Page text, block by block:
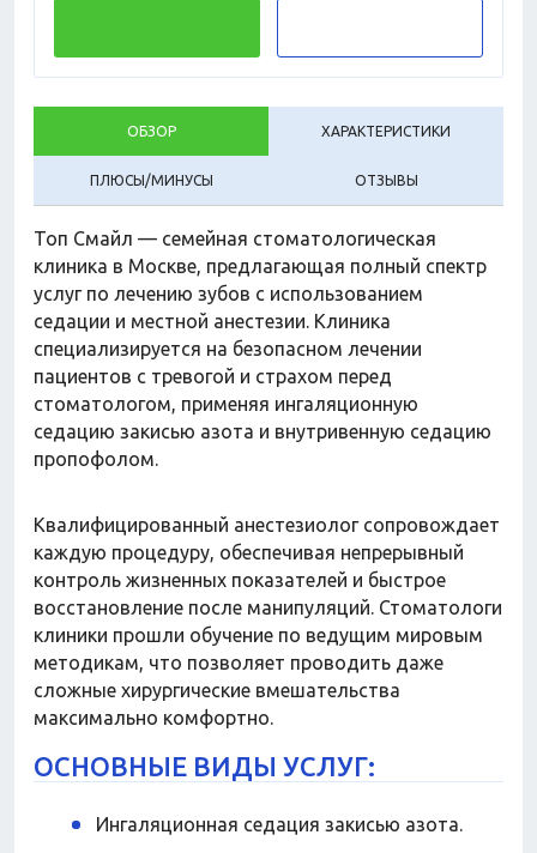
ОБЗОР ХАРАКТЕРИСТИКИ
ПЛЮСЫ/МИНУСЫ ОТЗЫВЫ
Топ Смайл — семейная стоматологическая
клиника в Москве, предлагающая полный спектр
услуг по лечению зубов с использованием
седации и местной анестезии. Клиника
специализируется на безопасном лечении
пациентов с тревогой и страхом перед
стоматологом, применяя ингаляционную
седацию закисью азота и внутривенную седацию
пропофолом.
Квалифицированный анестезиолог сопровождает
каждую процедуру, обеспечивая непрерывный
контроль жизненных показателей и быстрое
восстановление после манипуляций. Стоматологи
клиники прошли обучение по ведущим мировым
методикам, что позволяет проводить даже
сложные хирургические вмешательства
максимально комфортно.
ОСНОВНЫЕ ВИДЫ УСЛУГ:
Ингаляционная седация закисью азота.